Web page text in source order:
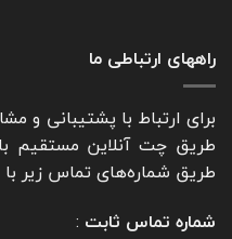
راههای ارتباطی ما
برای ارتباط با پشتیبانی و
طریق چت آنلاین مستقیم
طریق شماره‌های تماس زیر با
شماره تماس ثابت :